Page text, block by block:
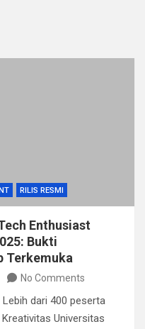
RILIS RESMI
Enthusiast
Bukti
Terkemuka
No Comments
dari 400 peserta
Universitas